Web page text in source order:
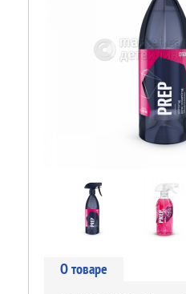
О товаре